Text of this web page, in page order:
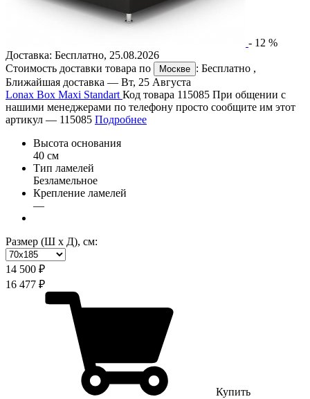
- 12 %
Доставка: Бесплатно, 25.08.2026
Стоимость доставки товара по
Москве : Бесплатно ,
Ближайшая доставка — Вт, 25 Августа
Lonax Box Maxi Standart Код товара 115085 При общении с
нашими менеджерами по телефону просто сообщите им этот
артикул — 115085 Подробнее
Высота основания
40 см
Тип ламелей
Безламельное
Крепление ламелей
—
Размер (Ш х Д), см:
14 500 ₽
16 477 ₽
Купить